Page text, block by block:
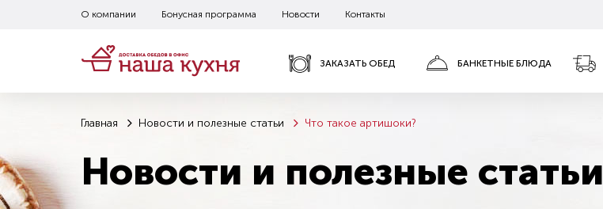
О компании Бонусная программа Новости Контакты
ЗАКАЗАТЬ ОБЕД БАНКЕТНЫЕ БЛЮДА
Главная Новости и полезные статьи Что такое артишоки?
Новости и полезные статьи